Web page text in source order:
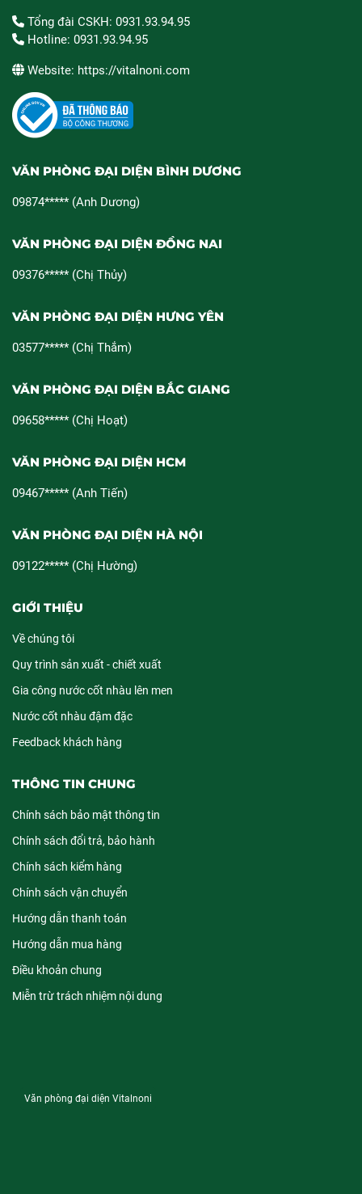
Tổng đài CSKH: 0931.93.94.95
Hotline: 0931.93.94.95
Website: https://vitalnoni.com
VĂN PHÒNG ĐẠI DIỆN BÌNH DƯƠNG
09874***** (Anh Dương)
VĂN PHÒNG ĐẠI DIỆN ĐỒNG NAI
09376***** (Chị Thủy)
VĂN PHÒNG ĐẠI DIỆN HƯNG YÊN
03577***** (Chị Thắm)
VĂN PHÒNG ĐẠI DIỆN BẮC GIANG
09658***** (Chị Hoạt)
VĂN PHÒNG ĐẠI DIỆN HCM
09467***** (Anh Tiến)
VĂN PHÒNG ĐẠI DIỆN HÀ NỘI
09122***** (Chị Hường)
GIỚI THIỆU
Về chúng tôi
Quy trình sản xuất - chiết xuất
Gia công nước cốt nhàu lên men
Nước cốt nhàu đậm đặc
Feedback khách hàng
THÔNG TIN CHUNG
Chính sách bảo mật thông tin
Chính sách đổi trả, bảo hành
Chính sách kiểm hàng
Chính sách vận chuyển
Hướng dẫn thanh toán
Hướng dẫn mua hàng
Điều khoản chung
Miễn trừ trách nhiệm nội dung
Văn phòng đại diện Vitalnoni